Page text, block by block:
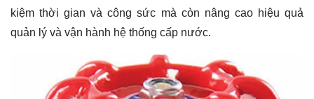
kiệm thời gian và công sức mà còn nâng cao hiệu quả
quản lý và vận hành hệ thống cấp nước.